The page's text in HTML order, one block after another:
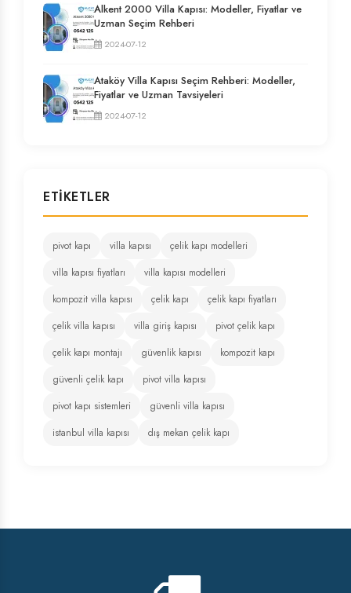
Alkent 2000 Villa Kapısı: Modeller, Fiyatlar ve
Uzman Seçim Rehberi
2024-07-12
Ataköy Villa Kapısı Seçim Rehberi: Modeller,
Fiyatlar ve Uzman Tavsiyeleri
2024-07-12
ETIKETLER
pivot kapı villa kapısı
çelik kapı modelleri
villa kapısı fiyatları
villa kapısı modelleri
kompozit villa kapısı
çelik kapı
çelik kapı fiyatları
çelik villa kapısı
villa giriş kapısı
pivot çelik kapı
çelik kapı montajı
güvenlik kapısı
kompozit kapı
güvenli çelik kapı
pivot villa kapısı
pivot kapı sistemleri
güvenli villa kapısı
istanbul villa kapısı
dış mekan çelik kapı